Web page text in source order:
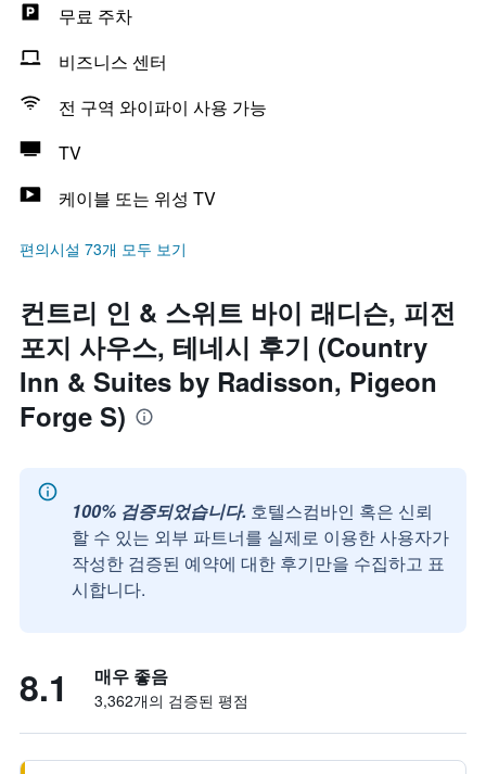
무료 주차
비즈니스 센터
전 구역 와이파이 사용 가능
TV
케이블 또는 위성 TV
편의시설 73개 모두 보기
컨트리 인 & 스위트 바이 래디슨, 피전
포지 사우스, 테네시 후기 (Country
Inn & Suites by Radisson, Pigeon
Forge S)
100% 검증되었습니다. 호텔스컴바인 혹은 신뢰
할 수 있는 외부 파트너를 실제로 이용한 사용자가
작성한 검증된 예약에 대한 후기만을 수집하고 표
시합니다.
8.1 매우 좋음
3,362개의 검증된 평점